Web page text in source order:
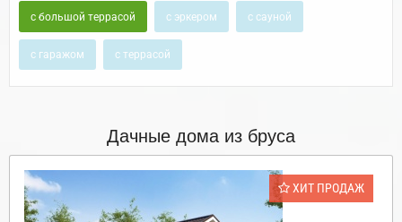
с большой террасой с эркером с сауной
с гаражом с террасой
Дачные дома из бруса
ХИТ ПРОДАЖ